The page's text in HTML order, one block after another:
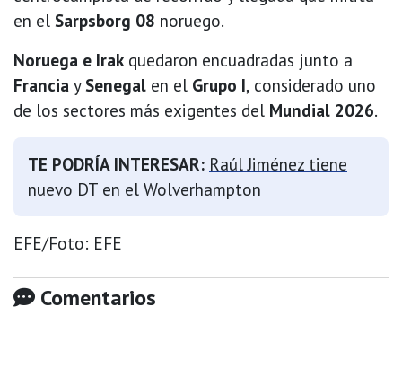
en el Sarpsborg 08 noruego.
Noruega e Irakquedaron encuadradas junto a
Francia y Senegal en el Grupo I, considerado uno
de los sectores más exigentes del Mundial 2026.
TE PODRÍA INTERESAR: Raúl Jiménez tiene
nuevo DT en el Wolverhampton
EFE/Foto: EFE
Comentarios